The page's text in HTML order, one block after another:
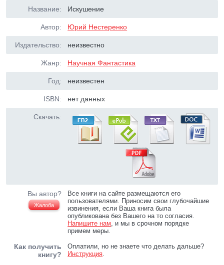
Название: Искушение
Автор: Юрий Нестеренко
Издательство: неизвестно
Жанр: Научная Фантастика
Год: неизвестен
ISBN: нет данных
Скачать:
Вы автор?
Жалоба
Все книги на сайте размещаются его
пользователями. Приносим свои глубочайшие
извинения, если Ваша книга была
опубликована без Вашего на то согласия.
Напишите нам, и мы в срочном порядке
примем меры.
Как получить
книгу?
Оплатили, но не знаете что делать дальше?
Инструкция.